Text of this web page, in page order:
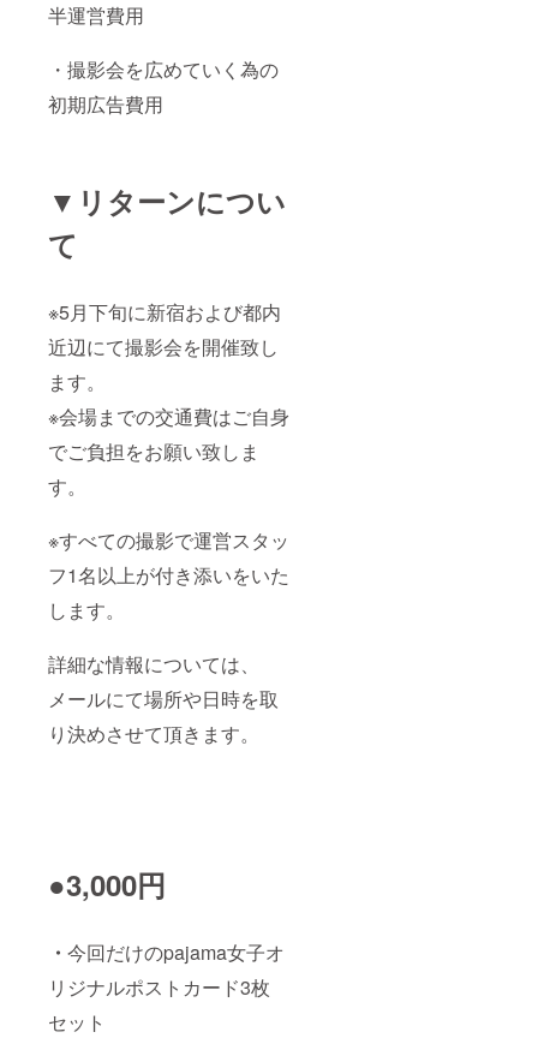
半運営費用
・撮影会を広めていく為の
初期広告費用
▼リターンについ
て
※5月下旬に新宿および都内
近辺にて撮影会を開催致し
ます。
※会場までの交通費はご自身
でご負担をお願い致しま
す。
※すべての撮影で運営スタッ
フ1名以上が付き添いをいた
します。
詳細な情報については、
メールにて場所や日時を取
り決めさせて頂きます。
●3,000円
・ 今回だけのpajama女子オ
リジナルポストカード3枚
セット